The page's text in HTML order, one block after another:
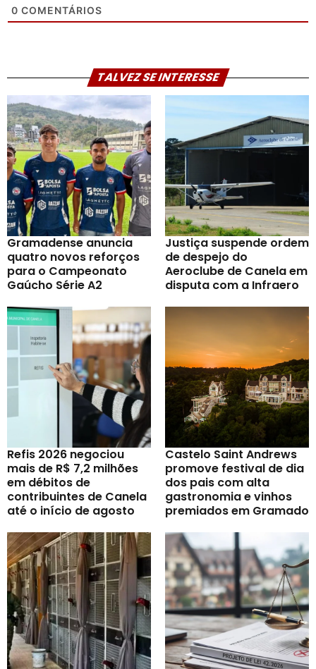
0 COMENTÁRIOS
TALVEZ SE INTERESSE
Gramadense anuncia
quatro novos reforços
para o Campeonato
Gaúcho Série A2
Justiça suspende ordem
de despejo do
Aeroclube de Canela em
disputa com a Infraero
Refis 2026 negociou
mais de R$ 7,2 milhões
em débitos de
contribuintes de Canela
até o início de agosto
Castelo Saint Andrews
promove festival de dia
dos pais com alta
gastronomia e vinhos
premiados em Gramado